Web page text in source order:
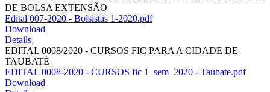
DE BOLSA EXTENSÃO
Edital 007-2020 - Bolsistas 1-2020.pdf
Download
Details
EDITAL 0008/2020 - CURSOS FIC PARA A CIDADE DE
TAUBATÉ
EDITAL 0008-2020 - CURSOS fic 1_sem_2020 - Taubate.pdf
Download